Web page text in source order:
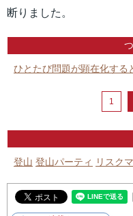
断りました。
ひとたび問題が顕在化する
1
登山 登山パーティ リスク